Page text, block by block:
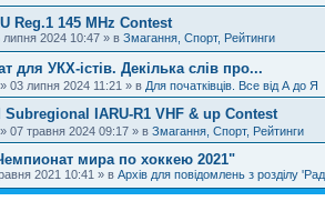
Reg.1 145 MHz Contest
липня 2024 10:47 » в Змагання, Спорт, Рейтинги
для УКХ-істів. Декілька слів про...
» 03 липня 2024 11:21 » в Для початківців. Все від А до Я
Subregional IARU-R1 VHF & up Contest
» 07 травня 2024 09:17 » в Змагання, Спорт, Рейтинги
мира по хоккею 2021"
2021 10:41 » в Архів для повідомлень з розділу